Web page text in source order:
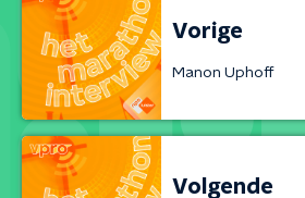
Vorige
Manon Uphoff
Volgende